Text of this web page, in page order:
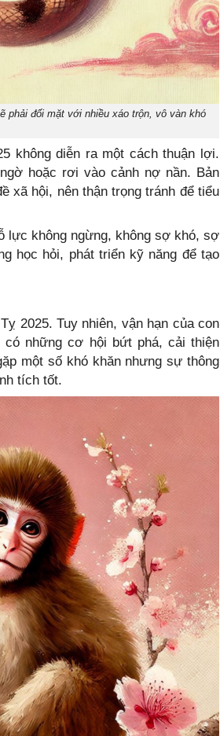
phải đối mặt với nhiều xáo trộn, vô vàn khó
không diễn ra một cách thuận lợi.
hoặc rơi vào cảnh nợ nần. Bản
xã hội, nên thận trọng tránh để tiểu
lực không ngừng, không sợ khó, sợ
học hỏi, phát triển kỹ năng để tạo
2025. Tuy nhiên, vận hạn của con
có những cơ hội bứt phá, cải thiện
một số khó khăn nhưng sự thông
tích tốt.